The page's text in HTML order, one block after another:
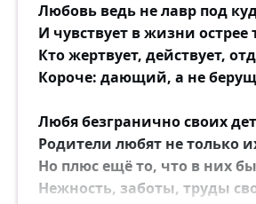
Любовь ведь не лавр под
И чувствует в жизни острее
Кто жертвует, действует,
Короче: дающий, а не
Любя безгранично своих
Родители любят не только
Но плюс ещё то, что в них
Нежность, заботы, труды